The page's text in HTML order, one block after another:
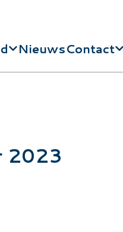
NieuwsContact
2023